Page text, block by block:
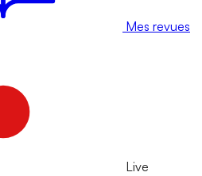
Mes revues
Live